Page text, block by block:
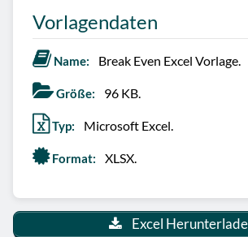
Vorlagendaten
Name: Break Even Excel Vorlage.
Größe: 96 KB.
Typ: Microsoft Excel.
Format: XLSX.
Excel